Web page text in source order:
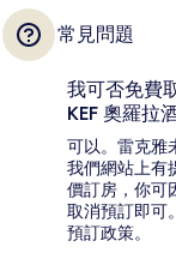
常見問題
我可否免費
KEF 奧羅拉
可以。雷克雅
我們網站上有
價訂房，你可
取消預訂即可
預訂政策。